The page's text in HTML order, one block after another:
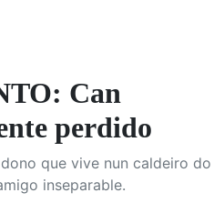
Can
perdido
que vive nun caldeiro do
inseparable.